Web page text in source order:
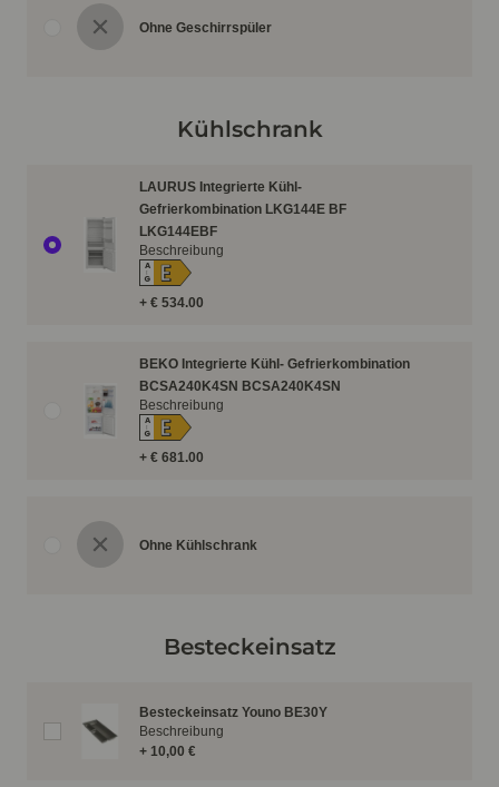
Ohne Geschirrspüler
Kühlschrank
LAURUS Integrierte Kühl-
Gefrierkombination LKG144E BF
LKG144EBF
+ € 534.00
A
↑G E
Beschreibung
BEKO Integrierte Kühl- Gefrierkombination
BCSA240K4SN BCSA240K4SN
+ € 681.00
A
↑G E
Beschreibung
Ohne Kühlschrank
Besteckeinsatz
Besteckeinsatz Youno BE30Y
+ 10,00 €
Beschreibung